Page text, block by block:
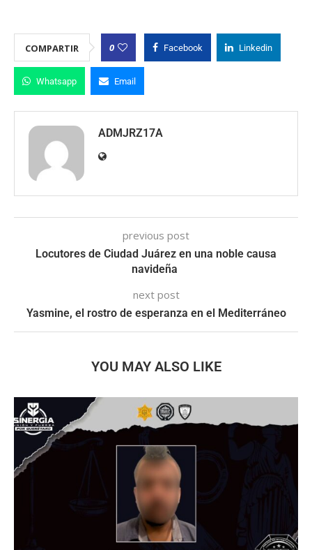
COMPARTIR 0 Facebook Linkedin
Whatsapp Email
ADMJRZ17A
previous post
Locutores de Ciudad Juárez en una noble causa
navideña
next post
Yasmine, el rostro de esperanza en el Mediterráneo
YOU MAY ALSO LIKE